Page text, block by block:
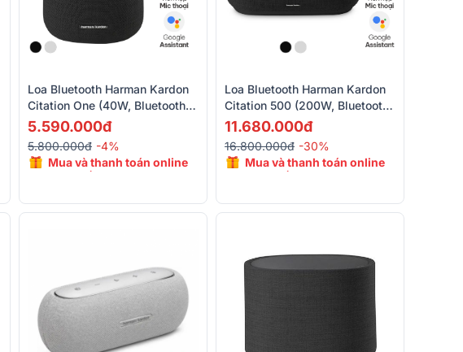
Loa Bluetooth Harman Kardon
Citation One (40W, Bluetooth
4.2, Kết Nối Wifi)
5.590.000đ
5.800.000đ -4%
Mua và thanh toán online
Loa Bluetooth Harman Kardon
Citation 500 (200W, Bluetooth
4.2, Kết Nối Wifi)
11.680.000đ
16.800.000đ -30%
Mua và thanh toán online